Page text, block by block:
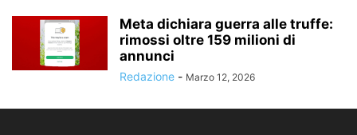
Meta dichiara guerra alle truffe:
rimossi oltre 159 milioni di
annunci
Redazione - Marzo 12, 2026